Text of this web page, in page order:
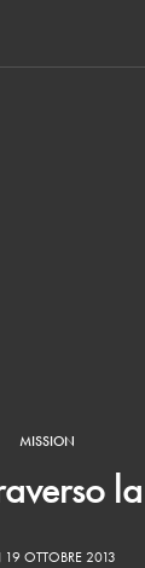
MISSION
OTTOBRE 2013